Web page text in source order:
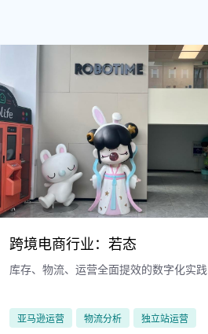
跨境电商行业：若态
库存、物流、运营全面提效的数字化实践
亚马逊运营 物流分析 独立站运营